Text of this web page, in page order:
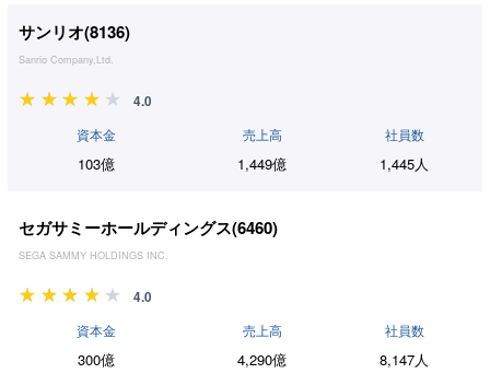
サンリオ(8136)
Sanrio Company,Ltd.
4.0
資本金
103億
売上高
1,449億
社員数
1,445人
セガサミーホールディングス(6460)
SEGA SAMMY HOLDINGS INC.
4.0
資本金
300億
売上高
4,290億
社員数
8,147人